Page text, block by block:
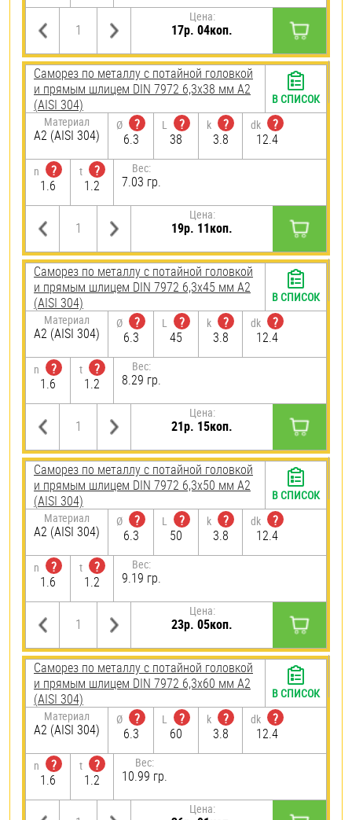
Цена:
17р. 04коп.
Саморез по металлу с потайной головкой
и прямым шлицем DIN 7972 6,3х38 мм А2
(AISI 304)
Материал
А2 (AISI 304)
Ø
?
6.3
L
?
38
k
?
3.8
dk
?
12.4
n
?
1.6
t
?
1.2
Вес:
7.03 гр.
Цена:
19р. 11коп.
В СПИСОК
Саморез по металлу с потайной головкой
и прямым шлицем DIN 7972 6,3х45 мм А2
(AISI 304)
Материал
А2 (AISI 304)
Ø
?
6.3
L
?
45
k
?
3.8
dk
?
12.4
n
?
1.6
t
?
1.2
Вес:
8.29 гр.
Цена:
21р. 15коп.
В СПИСОК
Саморез по металлу с потайной головкой
и прямым шлицем DIN 7972 6,3х50 мм А2
(AISI 304)
Материал
А2 (AISI 304)
Ø
?
6.3
L
?
50
k
?
3.8
dk
?
12.4
n
?
1.6
t
?
1.2
Вес:
9.19 гр.
Цена:
23р. 05коп.
В СПИСОК
Саморез по металлу с потайной головкой
и прямым шлицем DIN 7972 6,3х60 мм А2
(AISI 304)
Материал
А2 (AISI 304)
Ø
?
6.3
L
?
60
k
?
3.8
dk
?
12.4
n
?
1.6
t
?
1.2
Вес:
10.99 гр.
Цена:
В СПИСОК